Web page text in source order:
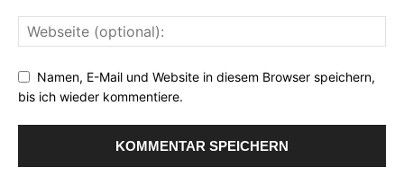
Namen, E-Mail und Website in diesem Browser speichern,
bis ich wieder kommentiere.